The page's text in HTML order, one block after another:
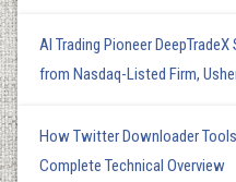
AI Trading Pioneer
from Nasdaq-Listed Firm,
How Twitter Downloader
Complete Technical Overview